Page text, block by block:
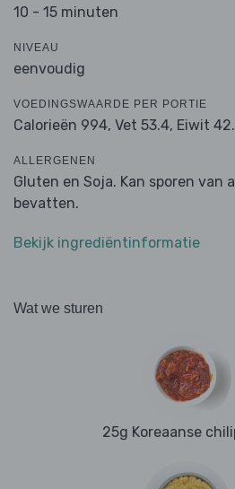
10 - 15 minuten
NIVEAU
eenvoudig
VOEDINGSWAARDE PER PORTIE
Calorieën 994, Vet 53.4, Eiwit
ALLERGENEN
Gluten en Soja. Kan sporen van
bevatten.
Bekijk ingrediëntinformatie
Wat we sturen
25g Koreaanse